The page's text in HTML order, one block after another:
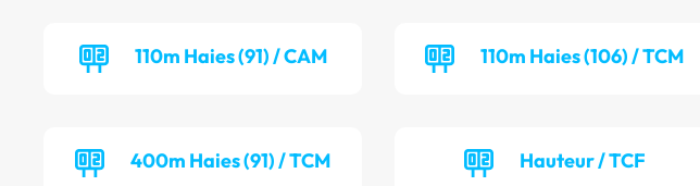
110m Haies (91) / CAM 110m Haies (106) / TCM
400m Haies (91) / TCM Hauteur / TCF